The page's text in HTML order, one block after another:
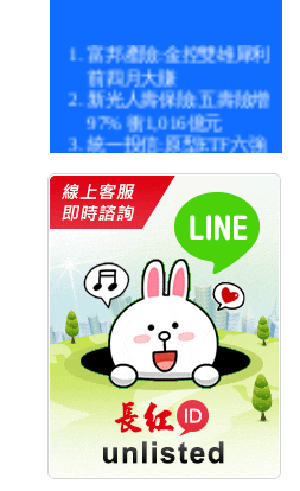
富邦產險:金控雙雄犀利
前四月大賺
新光人壽保險:五壽險增
97% 衝1,016億元
統一投信:原型ETF六強
漲逾九成
統一投信:主動式ETF溢
價 被盯上
新光人壽保險:新壽Q1外
價金將達996億
宇辰系統科技:宇辰業績
創新高 啟動興櫃轉上櫃
計畫
明緯企業:明緯永續科技
競賽 以電源驅動善的力
量
秀育企業:秀育SHO-U儲
能系統 獲國內首張CNS
認證
聯博投信:聯博00404A